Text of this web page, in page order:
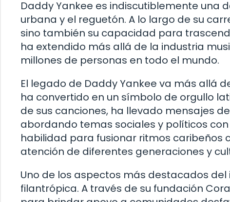
Daddy Yankee es indiscutiblemente una
urbana y el reguetón. A lo largo de su
sino también su capacidad para
ha extendido más allá de la industria
millones de personas en todo el mundo.
El legado de Daddy Yankee va más allá
ha convertido en un símbolo de orgullo
de sus canciones, ha llevado mensajes
abordando temas sociales y políticos
habilidad para fusionar ritmos caribeños
atención de diferentes generaciones y
Uno de los aspectos más destacados
filantrópica. A través de su fundación